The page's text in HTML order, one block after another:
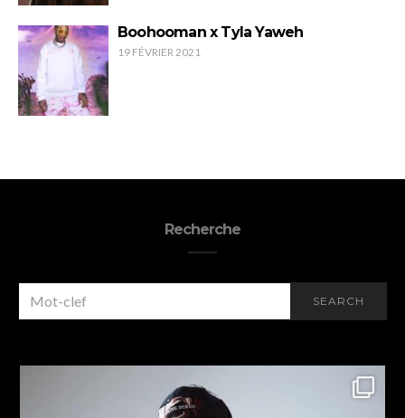
Boohooman x Tyla Yaweh
19 FÉVRIER 2021
Recherche
FOR:
SEARCH